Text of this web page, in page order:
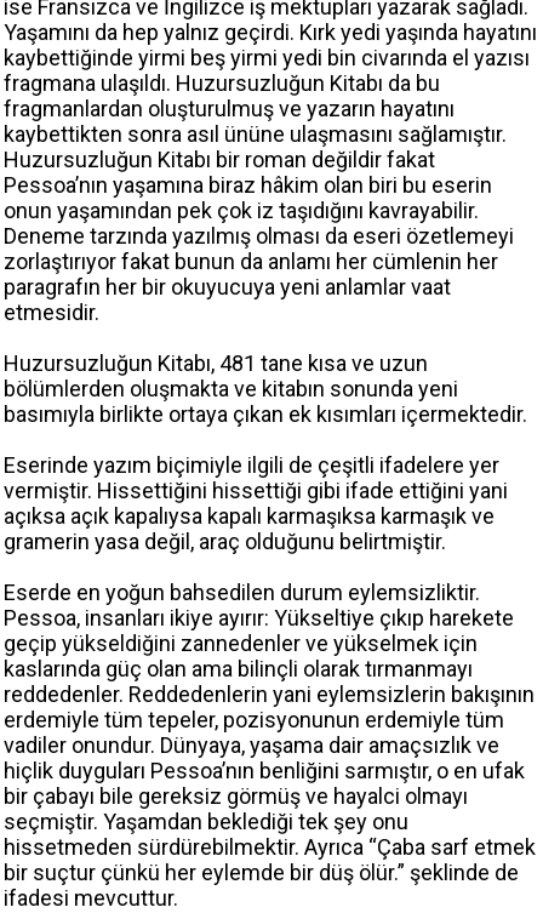
ise Fransızca ve İngilizce iş mektupları yazarak sağladı.
Yaşamını da hep yalnız geçirdi. Kırk yedi yaşında hayatını
kaybettiğinde yirmi beş yirmi yedi bin civarında el yazısı
fragmana ulaşıldı. Huzursuzluğun Kitabı da bu
fragmanlardan oluşturulmuş ve yazarın hayatını
kaybettikten sonra asıl ününe ulaşmasını sağlamıştır.
Huzursuzluğun Kitabı bir roman değildir fakat
Pessoa’nın yaşamına biraz hâkim olan biri bu eserin
onun yaşamından pek çok iz taşıdığını kavrayabilir.
Deneme tarzında yazılmış olması da eseri özetlemeyi
zorlaştırıyor fakat bunun da anlamı her cümlenin her
paragrafın her bir okuyucuya yeni anlamlar vaat
etmesidir.
Huzursuzluğun Kitabı, 481 tane kısa ve uzun
bölümlerden oluşmakta ve kitabın sonunda yeni
basımıyla birlikte ortaya çıkan ek kısımları içermektedir.
Eserinde yazım biçimiyle ilgili de çeşitli ifadelere yer
vermiştir. Hissettiğini hissettiği gibi ifade ettiğini yani
açıksa açık kapalıysa kapalı karmaşıksa karmaşık ve
gramerin yasa değil, araç olduğunu belirtmiştir.
Eserde en yoğun bahsedilen durum eylemsizliktir.
Pessoa, insanları ikiye ayırır: Yükseltiye çıkıp harekete
geçip yükseldiğini zannedenler ve yükselmek için
kaslarında güç olan ama bilinçli olarak tırmanmayı
reddedenler. Reddedenlerin yani eylemsizlerin bakışının
erdemiyle tüm tepeler, pozisyonunun erdemiyle tüm
vadiler onundur. Dünyaya, yaşama dair amaçsızlık ve
hiçlik duyguları Pessoa’nın benliğini sarmıştır, o en ufak
bir çabayı bile gereksiz görmüş ve hayalci olmayı
seçmiştir. Yaşamdan beklediği tek şey onu
hissetmeden sürdürebilmektir. Ayrıca “Çaba sarf etmek
bir suçtur çünkü her eylemde bir düş ölür.” şeklinde de
ifadesi mevcuttur.